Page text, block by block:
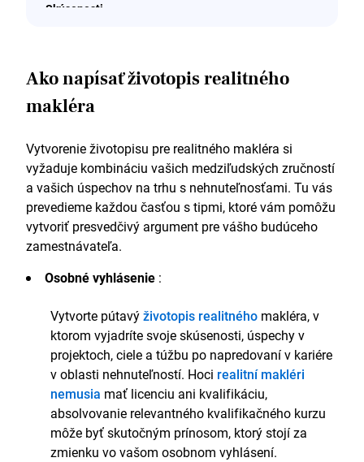
Skúsenosti
EstateElegance UK Ltd., Londýn
Január 2019 – súčasnosť
Vypracoval a implementoval efektívne
marketingové stratégie, ktoré zvýšili počet ponúk
nehnuteľností o 30 %
Vyjednané kúpne a nájomné zmluvy s priemernou
cenou o 15 % vyššou ako požadované ceny
Budovali a udržiavali silné vzťahy s klientmi, čo
Vykonal komplexnú analýzu trhu a nehnuteľností
Kľúčový úspech:
Viedol tím k rekordnému štvrťročnému objemu
predaja, čím prekonal predchádzajúce rekordy o 20
%.
Vzdelávanie
Bakalársky titul v odbore manažment nehnuteľností
Ako napísať životopis realitného
makléra
Vytvorenie životopisu pre realitného makléra si
vyžaduje kombináciu vašich medziľudských zručností
a vašich úspechov na trhu s nehnuteľnosťami. Tu vás
prevedieme každou časťou s tipmi, ktoré vám pomôžu
vytvoriť presvedčivý argument pre vášho budúceho
zamestnávateľa.
Osobné vyhlásenie :
Vytvorte pútavýživotopis realitného makléra, v
ktorom vyjadríte svoje skúsenosti, úspechy v
projektoch, ciele a túžbu po napredovaní v kariére
v oblasti nehnuteľností. Hoci realitní makléri
nemusia mať licenciu ani kvalifikáciu,
absolvovanie relevantného kvalifikačného kurzu
môže byť skutočným prínosom, ktorý stojí za
zmienku vo vašom osobnom vyhlásení.